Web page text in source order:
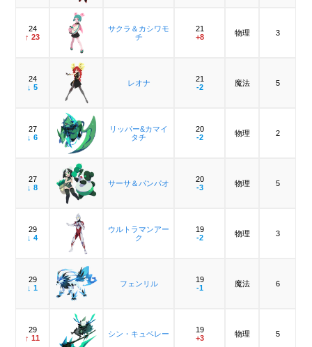
24
↑ 23
サクラ＆カシワモ
チ
21
+8
物理 3
24
↓ 5
レオナ
21
-2
魔法 5
27
↓ 6
リッパー&カマイ
タチ
20
-2
物理 2
27
↓ 8
サーサ＆パンパオ
20
-3
物理 5
29
↓ 4
ウルトラマンアー
ク
19
-2
物理 3
29
↓ 1
フェンリル
19
-1
魔法 6
29
↑ 11
シン・キュベレー
19
+3
物理 5